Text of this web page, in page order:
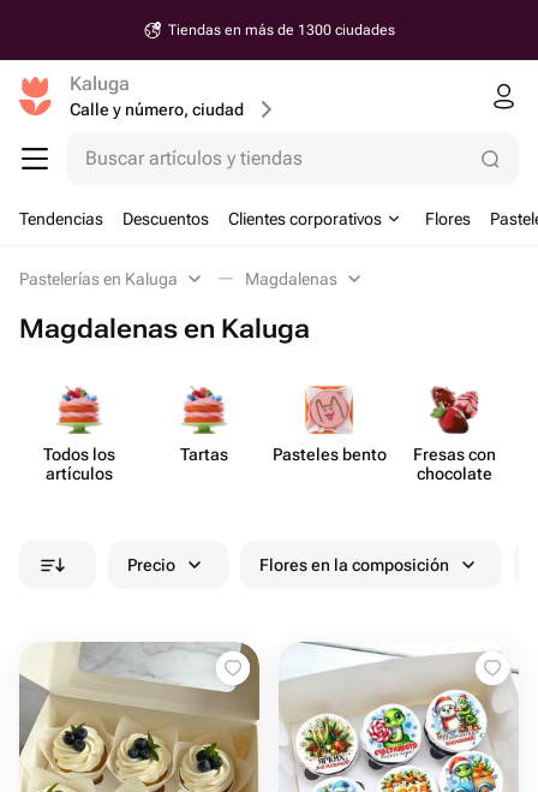
Tiendas en más de 1300 ciudades
Kaluga
Calle y número, ciudad
Buscar artículos y tiendas
Tendencias Descuentos Clientes corporativos Flores
Pastelerías en Kaluga Magdalenas
Magdalenas en Kaluga
Todos los
artículos
Tartas Pasteles bento
Fresas con
chocolate
Precio Flores en la composición